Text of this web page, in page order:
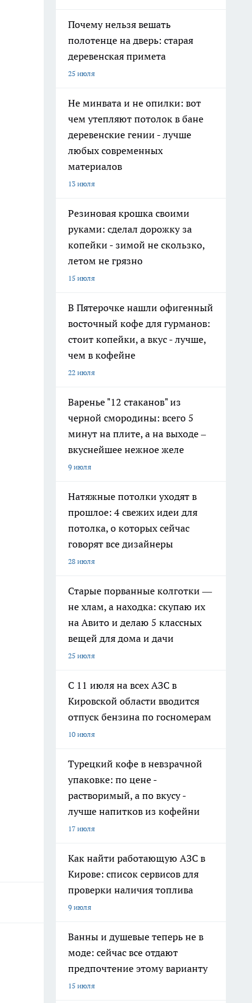
Почему нельзя вешать
полотенце на дверь: старая
деревенская примета
25 июля
Не минвата и не опилки: вот
чем утепляют потолок в бане
деревенские гении - лучше
любых современных
материалов
13 июля
Резиновая крошка своими
руками: сделал дорожку за
копейки - зимой не скользко,
летом не грязно
15 июля
В Пятерочке нашли офигенный
восточный кофе для гурманов:
стоит копейки, а вкус - лучше,
чем в кофейне
22 июля
Варенье "12 стаканов" из
черной смородины: всего 5
минут на плите, а на выходе –
вкуснейшее нежное желе
9 июля
Натяжные потолки уходят в
прошлое: 4 свежих идеи для
потолка, о которых сейчас
говорят все дизайнеры
28 июля
Старые порванные колготки —
не хлам, а находка: скупаю их
на Авито и делаю 5 классных
вещей для дома и дачи
25 июля
С 11 июля на всех АЗС в
Кировской области вводится
отпуск бензина по госномерам
10 июля
Турецкий кофе в невзрачной
упаковке: по цене -
растворимый, а по вкусу -
лучше напитков из кофейни
17 июля
Как найти работающую АЗС в
Кирове: список сервисов для
проверки наличия топлива
9 июля
Ванны и душевые теперь не в
моде: сейчас все отдают
предпочтение этому варианту
15 июля